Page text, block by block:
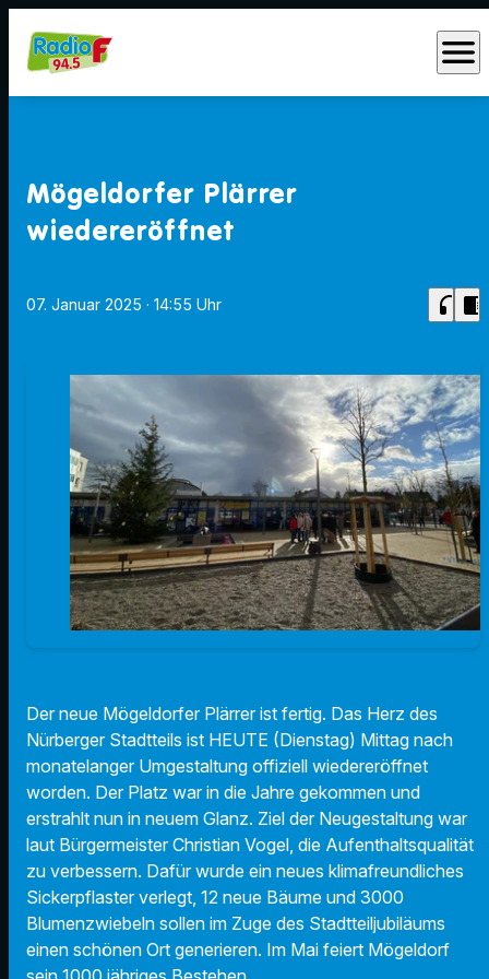
menu
Mögeldorfer Plärrer
wiedereröffnet
07. Januar 2025 · 14:55 Uhr headphones chrome_reader_mode
Der neue Mögeldorfer Plärrer ist fertig. Das Herz des
Nürberger Stadtteils ist HEUTE (Dienstag) Mittag nach
monatelanger Umgestaltung offiziell wiedereröffnet
worden. Der Platz war in die Jahre gekommen und
erstrahlt nun in neuem Glanz. Ziel der Neugestaltung war
laut Bürgermeister Christian Vogel, die Aufenthaltsqualität
zu verbessern. Dafür wurde ein neues klimafreundliches
Sickerpflaster verlegt, 12 neue Bäume und 3000
Blumenzwiebeln sollen im Zuge des Stadtteiljubiläums
einen schönen Ort generieren. Im Mai feiert Mögeldorf